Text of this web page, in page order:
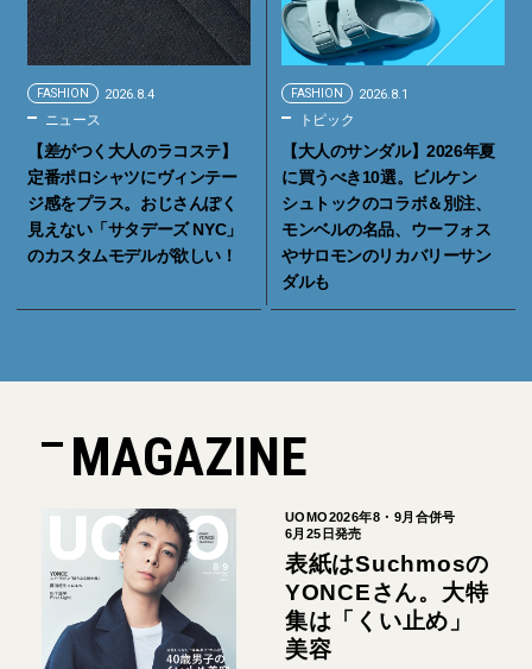
FASHION 2026.8.4
ニュース
【差がつく大人のラコステ】
定番ポロシャツにヴィンテー
ジ感をプラス。おじさんぽく
見えない「サタデーズ NYC」
のカスタムモデルが欲しい！
FASHION 2026.8.1
トピック
【大人のサンダル】2026年夏
に買うべき10選。ビルケン
シュトックのコラボ＆別注、
モンベルの名品、ウーフォス
やサロモンのリカバリーサン
ダルも
MAGAZINE
UOMO2026年8・9月合併号
6月25日発売
表紙はSuchmosの
YONCEさん。大特
集は「くい止め」
美容